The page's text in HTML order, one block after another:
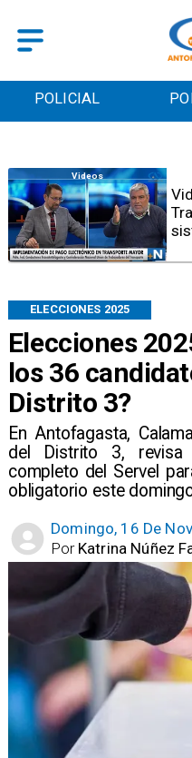
POLICIAL
Elecciones
los 36
Distrito 3?
En Antofagasta,
del Distrito 3,
completo del Servel
obligatorio este
ELECCIONES 2025
Domingo, 16 De
Katrina Núñez
Por
Antofagasta